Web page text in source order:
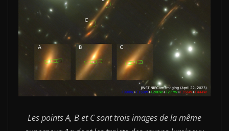
Les points A, B et C sont trois images de la même